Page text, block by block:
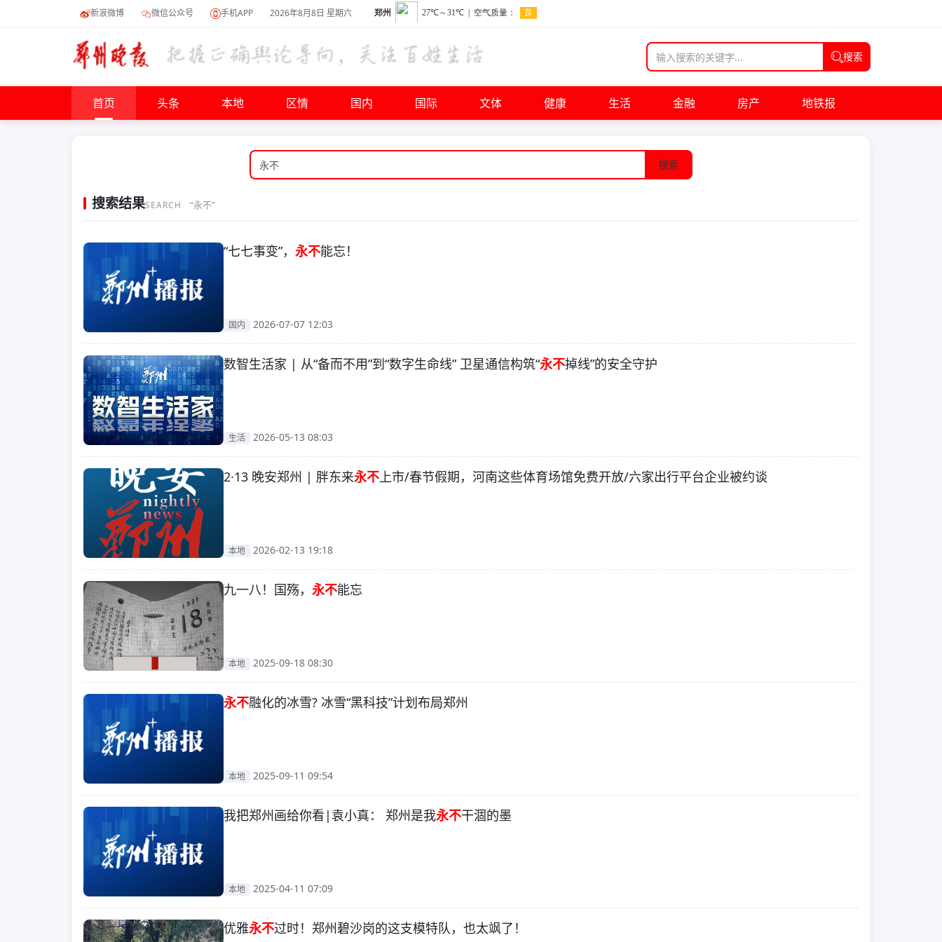
新浪微博 微信公众号 手机APP 2026年8月8日 星期六
搜索
首页 头条 本地 区情 国内 国际 文体 健康 生活 金融 房产 地铁报
搜索
搜索结果SEARCH “永不”
“七七事变”， 永不能忘！
国内 2026-07-07 12:03
数智生活家 | 从“备而不用”到“数字生命线” 卫星通信构筑“永不掉线”的安全守护
生活 2026-05-13 08:03
2·13 晚安郑州 | 胖东来永不上市/春节假期，河南这些体育场馆免费开放/六家出行平台企业被约谈
本地 2026-02-13 19:18
九一八！国殇， 永不能忘
本地 2025-09-18 08:30
永不融化的冰雪? 冰雪“黑科技”计划布局郑州
本地 2025-09-11 09:54
我把郑州画给你看|袁小真： 郑州是我永不干涸的墨
本地 2025-04-11 07:09
优雅永不过时！郑州碧沙岗的这支模特队，也太飒了！